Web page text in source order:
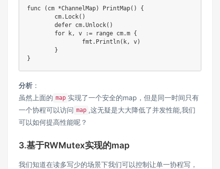
func ( cm *ChannelMap) PrintMap( )
{
	cm
. Lock( )
defer cm.Unlock( )
for k , v := range cm.m {
		fmt
. Println( k , v)
}
}
分析 ：
虽然上面的 map 实现了一个安全的map，但是同一时间只有
一个协程可以访问 map ,这无疑是大大降低了并发性能,我们
可以如何提高性能呢？
3.基于RWMutex实现的map
我们知道在读多写少的场景下我们可以控制让单一协程写，